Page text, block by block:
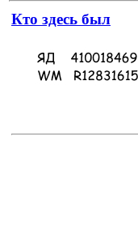
Кто здесь был